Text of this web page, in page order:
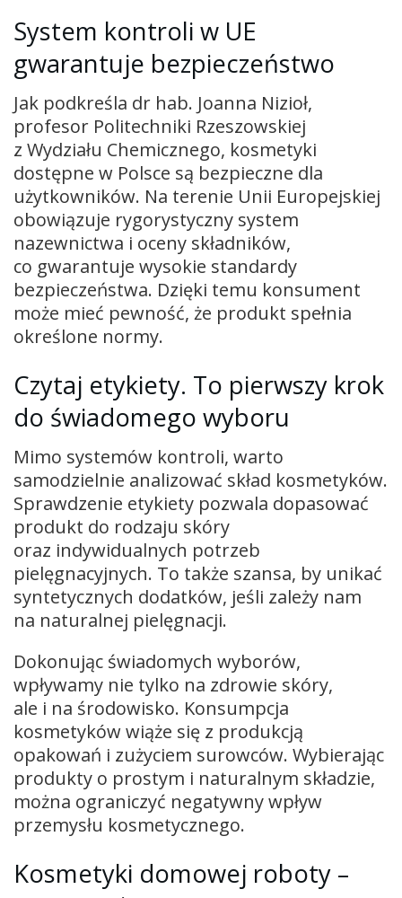
System kontroli w UE
gwarantuje bezpieczeństwo
Jak podkreśla dr hab. Joanna Nizioł,
profesor Politechniki Rzeszowskiej
z Wydziału Chemicznego, kosmetyki
dostępne w Polsce są bezpieczne dla
użytkowników. Na terenie Unii Europejskiej
obowiązuje rygorystyczny system
nazewnictwa i oceny składników,
co gwarantuje wysokie standardy
bezpieczeństwa. Dzięki temu konsument
może mieć pewność, że produkt spełnia
określone normy.
Czytaj etykiety. To pierwszy krok
do świadomego wyboru
Mimo systemów kontroli, warto
samodzielnie analizować skład kosmetyków.
Sprawdzenie etykiety pozwala dopasować
produkt do rodzaju skóry
oraz indywidualnych potrzeb
pielęgnacyjnych. To także szansa, by unikać
syntetycznych dodatków, jeśli zależy nam
na naturalnej pielęgnacji.
Dokonując świadomych wyborów,
wpływamy nie tylko na zdrowie skóry,
ale i na środowisko. Konsumpcja
kosmetyków wiąże się z produkcją
opakowań i zużyciem surowców. Wybierając
produkty o prostym i naturalnym składzie,
można ograniczyć negatywny wpływ
przemysłu kosmetycznego.
Kosmetyki domowej roboty –